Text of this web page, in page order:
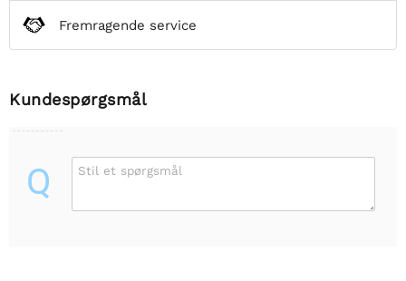
Fremragende service
Kundespørgsmål
Q Stil et spørgsmål